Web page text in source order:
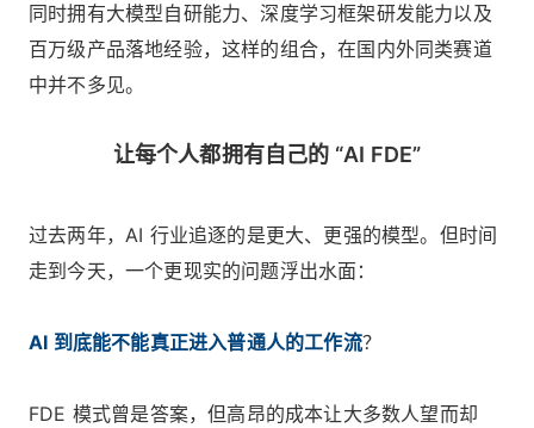
同时拥有大模型自研能力、深度学习框架研发能力以及
百万级产品落地经验，这样的组合，在国内外同类赛道
中并不多见。
让每个人都拥有自己的 “AI FDE”
过去两年，AI 行业追逐的是更大、更强的模型。但时间
走到今天，一个更现实的问题浮出水面：
AI 到底能不能真正进入普通人的工作流？
FDE 模式曾是答案，但高昂的成本让大多数人望而却